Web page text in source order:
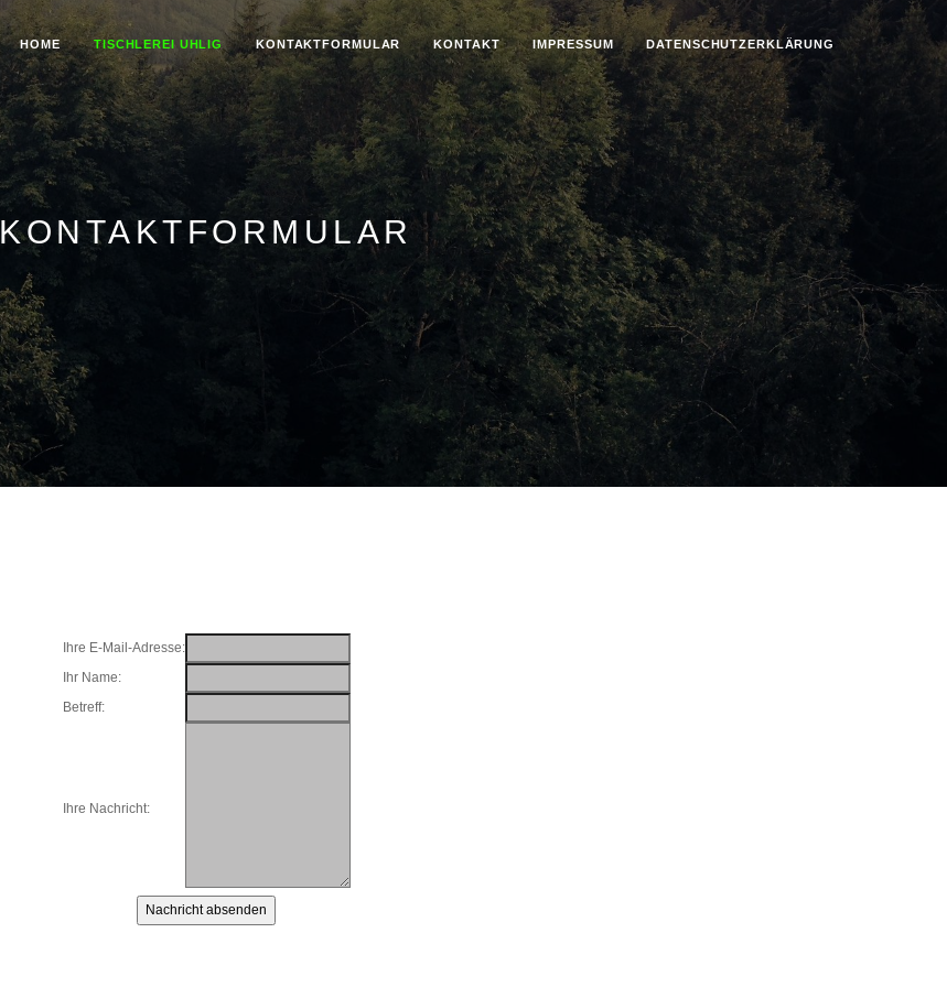
HOME TISCHLEREI UHLIG KONTAKTFORMULAR KONTAKT IMPRESSUM DATENSCHUTZ­ERKLÄRUNG
KONTAKTFORMULAR
Ihre E-Mail-Adresse:
Ihr Name:
Betreff:
Ihre Nachricht: